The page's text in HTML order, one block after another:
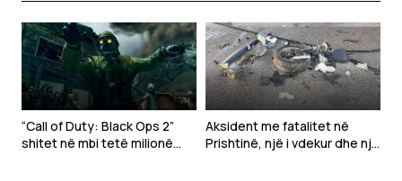
“Call of Duty: Black Ops 2”
shitet në mbi tetë milionë
Aksident me fatalitet në
Prishtinë, një i vdekur dhe një